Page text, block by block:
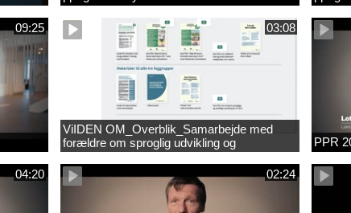
09:25 03:08
ViIDEN OM_Overblik_Samarbejde med
forældre om sproglig udvikling og
forebyggelse af læsevanskelighede
PPR
04:20 02:24